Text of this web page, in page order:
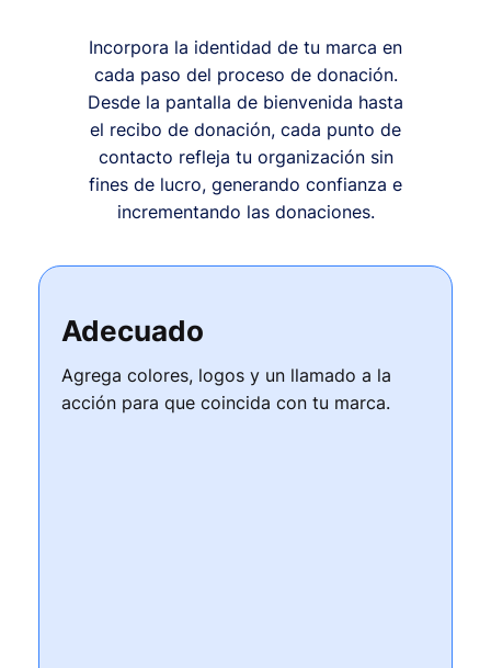
Incorpora la identidad de tu marca en
cada paso del proceso de donación.
Desde la pantalla de bienvenida hasta
el recibo de donación, cada punto de
contacto refleja tu organización sin
fines de lucro, generando confianza e
incrementando las donaciones.
Adecuado
Agrega colores, logos y un llamado a la
acción para que coincida con tu marca.